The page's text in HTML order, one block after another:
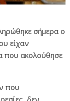
σήμερα ο
είχαν
που ακολούθησε
που
δεν